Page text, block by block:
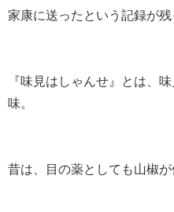
家康に送ったという記録が残
『味見はしゃんせ』とは、
味。
昔は、目の薬としても山椒が